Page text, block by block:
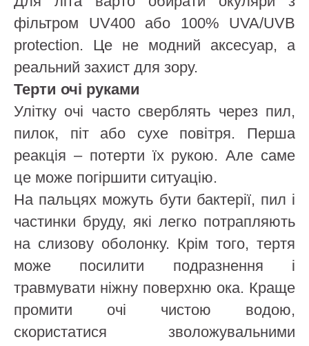
фільтром UV400 або 100% UVA/UVB
protection. Це не модний аксесуар, а
реальний захист для зору.
Терти очі руками
Улітку очі часто сверблять через пил,
пилок, піт або сухе повітря. Перша
реакція – потерти їх рукою. Але саме
це може погіршити ситуацію.
На пальцях можуть бути бактерії, пил і
частинки бруду, які легко потрапляють
на слизову оболонку. Крім того, тертя
може посилити подразнення і
травмувати ніжну поверхню ока. Краще
промити очі чистою водою,
скористатися зволожувальними